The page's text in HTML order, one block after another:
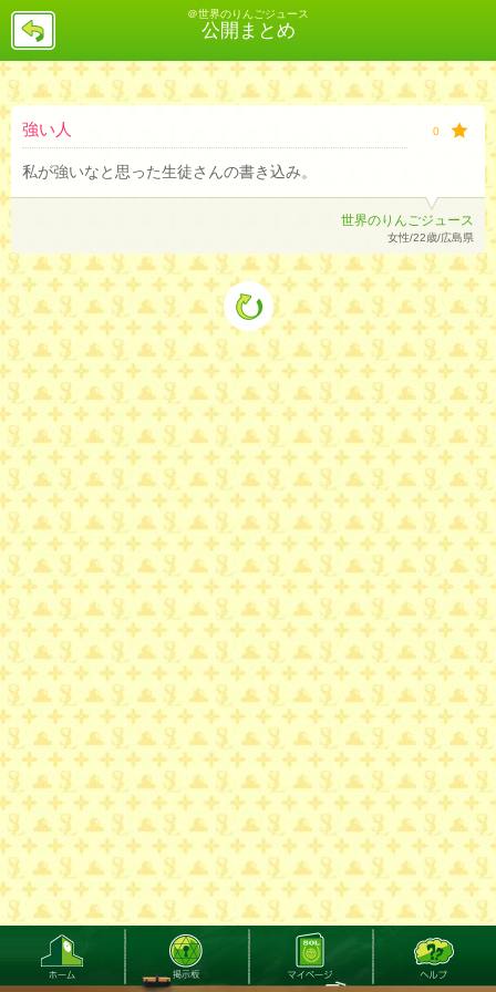
＠世界のりんごジュース
公開まとめ
戻
0
強い人
私が強いなと思った生徒さんの書き込み。
世界のりんごジュース
女性/22歳/広島県